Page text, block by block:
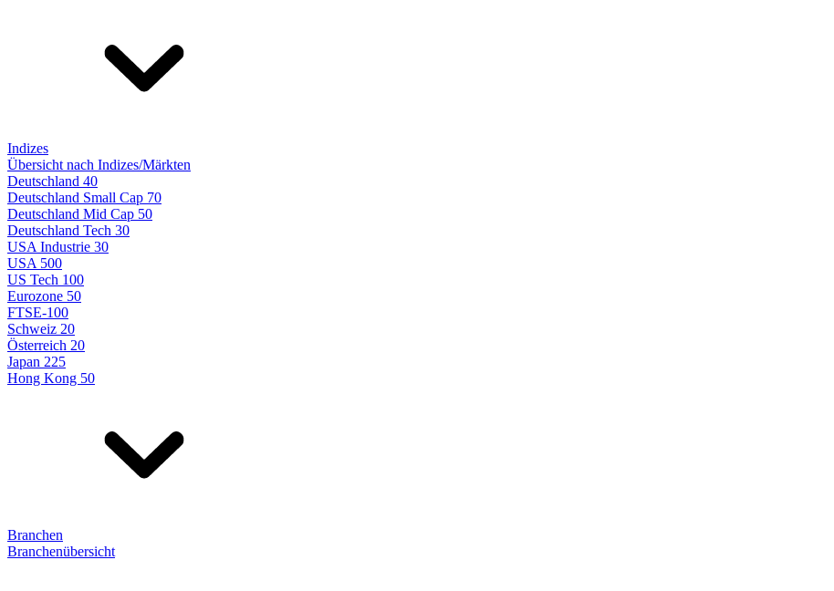
Indizes
Übersicht nach Indizes/Märkten
Deutschland 40
Deutschland Small Cap 70
Deutschland Mid Cap 50
Deutschland Tech 30
USA Industrie 30
USA 500
US Tech 100
Eurozone 50
FTSE-100
Schweiz 20
Österreich 20
Japan 225
Hong Kong 50
Branchen
Branchenübersicht